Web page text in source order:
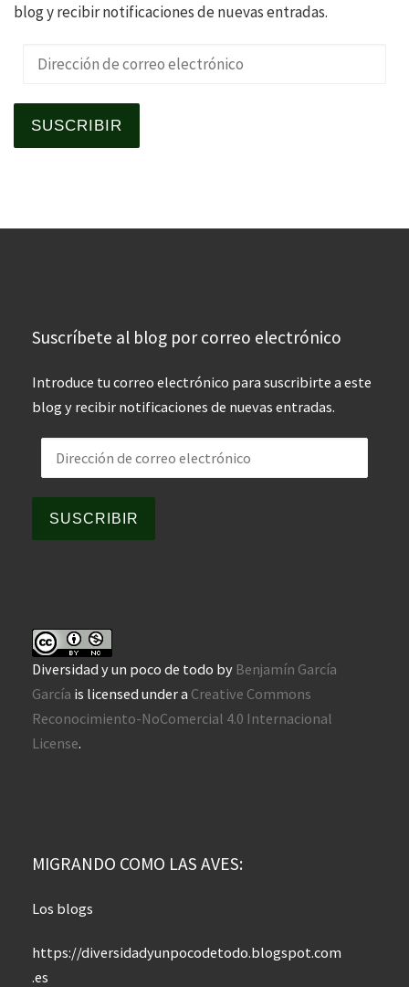
blog y recibir notificaciones de nuevas entradas.
Dirección de correo electrónico
SUSCRIBIR
Suscríbete al blog por correo electrónico
Introduce tu correo electrónico para suscribirte a este
blog y recibir notificaciones de nuevas entradas.
Dirección de correo electrónico
SUSCRIBIR
Diversidad y un poco de todo by Benjamín García
García is licensed under a Creative Commons
Reconocimiento-NoComercial 4.0 Internacional
License.
MIGRANDO COMO LAS AVES:
Los blogs
https://diversidadyunpocodetodo.blogspot.com
.es